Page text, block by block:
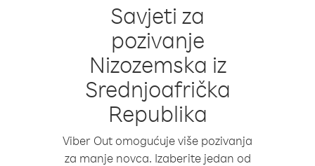
Savjeti za
pozivanje
Nizozemska iz
Srednjoafrička
Republika
Viber Out omogućuje više pozivanja
za manje novca. Izaberite jedan od